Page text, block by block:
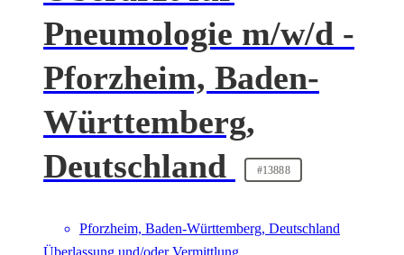
Pneumologie m/w/d -
Pforzheim, Baden-
Württemberg,
Deutschland
#13888
Pforzheim, Baden-Württemberg, Deutschland
Überlassung und/oder Vermittlung